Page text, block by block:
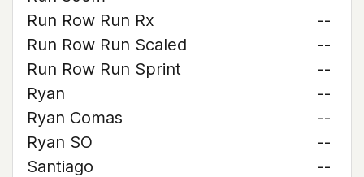
Run Row Run Rx
--
Run Row Run Scaled
--
Run Row Run Sprint
--
Ryan
--
Ryan Comas
--
Ryan SO
--
Santiago
--